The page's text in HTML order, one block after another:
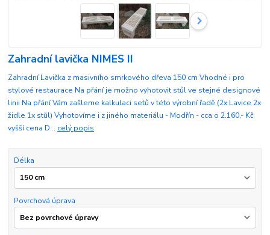
Zahradní lavička NIMES II
Zahradní Lavička z masivního smrkového dřeva 150 cm Vhodné i pro
stylové restaurace Na přání je možno vyhotovit stůl ve stejné designové
linii Na přání Vám zašleme kalkulaci setů v této výrobní řadě (2x Lavice 2x
židle 1x stůl) Vyhotovíme i z jiného materiálu - Modřín - cca o 2.160,- Kč
vyšší cena D... celý popis
Délka
Povrchová úprava